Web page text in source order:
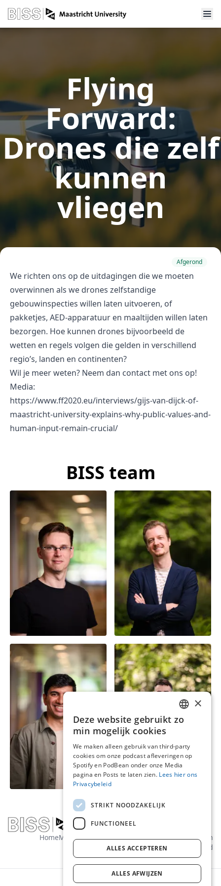
Flying
Forward:
Drones die zelf
kunnen
vliegen
Afgerond
We richten ons op de uitdagingen die we moeten
overwinnen als we drones zelfstandige
gebouwinspecties willen laten uitvoeren, of
pakketjes, AED-apparatuur en maaltijden willen laten
bezorgen. Hoe kunnen drones bijvoorbeeld de
wetten en regels volgen die gelden in verschillend
regio’s, landen en continenten?
Wil je meer weten? Neem dan contact met ons op!
Media:
https://www.ff2020.eu/interviews/gijs-van-dijck-of-
maastricht-university-explains-why-public-values-and-
human-input-remain-crucial/
BISS team
Hoofdonderzoeker
Chris van der Lans
Front-end Developer
Shashank
Chakravarthy
Research Engineer |
Promovendus
Carlos Eduardo
Aguilera Medina
HomeMediaOver onsContactAlgemene voorwaarden
Privacybeleid
ENGLISH
×
Deze website gebruikt zo
min mogelijk cookies
We maken alleen gebruik van third-party
cookies om onze podcast afleveringen op
Spotify en PodBean onder onze Media
pagina en Posts te laten zien. Lees hier ons
Privacybeleid
STRIKT NOODZAKELIJK
FUNCTIONEEL
ALLES ACCEPTEREN
ALLES AFWIJZEN